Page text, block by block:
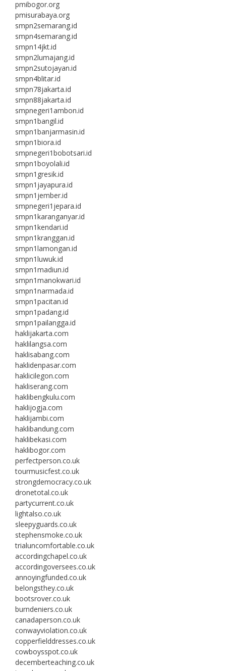
pmibogor.org
pmisurabaya.org
smpn2semarang.id
smpn4semarang.id
smpn14jkt.id
smpn2lumajang.id
smpn2sutojayan.id
smpn4blitar.id
smpn78jakarta.id
smpn88jakarta.id
smpnegeri1ambon.id
smpn1bangil.id
smpn1banjarmasin.id
smpn1biora.id
smpnegeri1bobotsari.id
smpn1boyolali.id
smpn1gresik.id
smpn1jayapura.id
smpn1jember.id
smpnegeri1jepara.id
smpn1karanganyar.id
smpn1kendari.id
smpn1kranggan.id
smpn1lamongan.id
smpn1luwuk.id
smpn1madiun.id
smpn1manokwari.id
smpn1narmada.id
smpn1pacitan.id
smpn1padang.id
smpn1pailangga.id
haklijakarta.com
haklilangsa.com
haklisabang.com
haklidenpasar.com
haklicilegon.com
hakliserang.com
haklibengkulu.com
haklijogja.com
haklijambi.com
haklibandung.com
haklibekasi.com
haklibogor.com
perfectperson.co.uk
tourmusicfest.co.uk
strongdemocracy.co.uk
dronetotal.co.uk
partycurrent.co.uk
lightalso.co.uk
sleepyguards.co.uk
stephensmoke.co.uk
trialuncomfortable.co.uk
accordingchapel.co.uk
accordingoversees.co.uk
annoyingfunded.co.uk
belongsthey.co.uk
bootsrover.co.uk
burndeniers.co.uk
canadaperson.co.uk
conwayviolation.co.uk
copperfielddresses.co.uk
cowboysspot.co.uk
decemberteaching.co.uk